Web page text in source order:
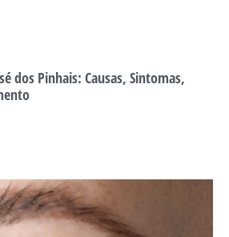
dos Pinhais: Causas, Sintomas,